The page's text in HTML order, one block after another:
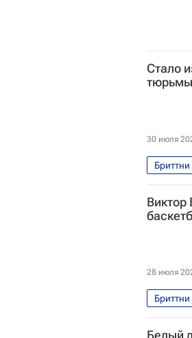
Стало
тюрьмы
30 июля
Виктор
28 июля
Белый